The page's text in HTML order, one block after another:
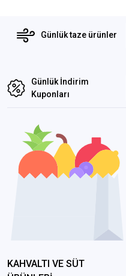
Günlük taze ürünler
Günlük İndirim
Kuponları
KAHVALTI VE SÜT